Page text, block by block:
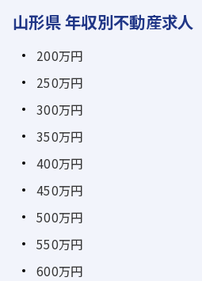
山形県 年収別不動産求人
200万円
250万円
300万円
350万円
400万円
450万円
500万円
550万円
600万円